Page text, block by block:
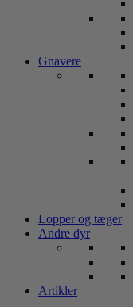
Gnavere
Lopper og tæger
Andre dyr
Artikler